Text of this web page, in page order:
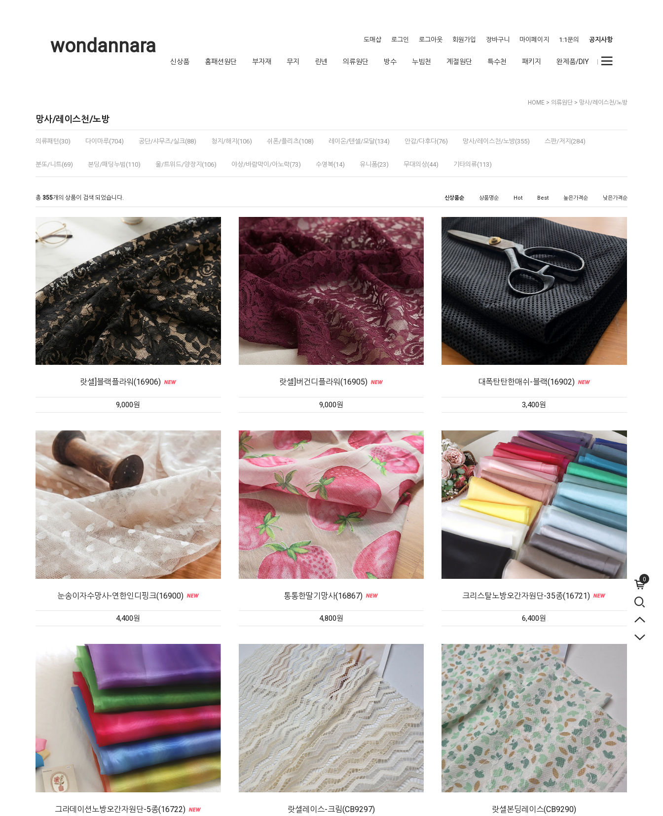
wondannara 도매샵 로그인 로그아웃 회원가입 장바구니 마이페이지 1:1문의 공지사항
신상품 홈패션원단 부자재 무지 린넨 의류원단 방수 누빔천 계절원단 특수천 패키지 완제품/DIY
0
HOME > 의류원단 > 망사/레이스천/노방
망사/레이스천/노방
의류패턴(30) 다이마루(704) 공단/샤무즈/실크(88) 청지/해지(106) 쉬폰/플리츠(108) 레이온/텐셀/모달(134) 안감/다후다(76) 망사/레이스천/노방(355) 스판/저지(284)
분또/니트(69) 본딩/패딩누빔(110) 울/트위드/양장지(106) 야상/바람막이/아노락(73) 수영복(14) 유니폼(23) 무대의상(44) 기타의류(113)
총 355개의 상품이 검색 되었습니다. 신상품순 상품명순 Hot Best 높은가격순 낮은가격순
랏셀]블랙플라워(16906)
9,000원
랏셀]버건디플라워(16905)
9,000원
대폭탄탄한매쉬-블랙(16902)
3,400원
눈송이자수망사-연한인디핑크(16900)
4,400원
통통한딸기망사(16867)
4,800원
크리스탈노방오간자원단-35종(16721)
6,400원
그라데이션노방오간자원단-5종(16722) 랏셀레이스-크림(CB9297) 랏셀본딩레이스(CB9290)